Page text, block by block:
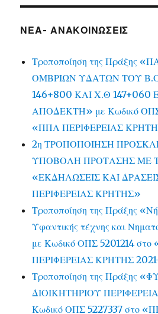
ΝΕΑ- ΑΝΑΚΟΙΝΩΣΕΙΣ
Τροποποίηση της Πράξης
ΟΜΒΡΙΩΝ ΥΔΑΤΩΝ ΤΟΥ
146+800 ΚΑΙ Χ.Θ 147+060
ΑΠΟΔΕΚΤΗ» με Κωδικό ΟΠΣ
«ΠΠΑ ΠΕΡΙΦΕΡΕΙΑΣ
2η ΤΡΟΠΟΠΟΙΗΣΗ
ΥΠΟΒΟΛΗ ΠΡΟΤΑΣΗΣ ΜΕ
«ΕΚΔΗΛΩΣΕΙΣ ΚΑΙ
ΠΕΡΙΦΕΡΕΙΑΣ ΚΡΗΤΗΣ»
Τροποποίηση της Πράξης
Υφαντικής τέχνης και
με Κωδικό ΟΠΣ 5201214
ΠΕΡΙΦΕΡΕΙΑΣ ΚΡΗΤΗΣ
Τροποποίηση της Πράξης
ΔΙΟΙΚΗΤΗΡΙΟΥ
Κωδικό ΟΠΣ 5227337 στο